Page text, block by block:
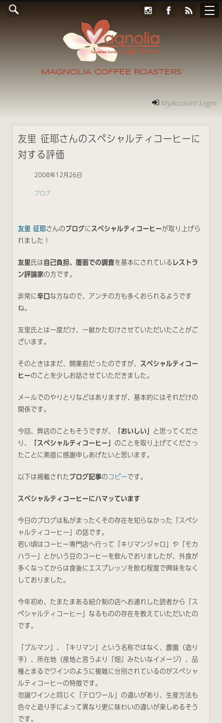
MAGNOLIA COFFEE ROASTERS
ホーム
ご案内
Online Store
フォト
アクセス
コンタクト
RECRUIT
MyAccount Login
MyAccount Login
友里 征耶さんのスペシャルティコーヒーに
対する評価
2008年12月26日
ブログ
友里 征耶さんのブログに スペシャルティコーヒーが取り上げら
れました！
友里 氏は自己負担、覆面での調査を基本にされている レストラ
ン評論家の方です。
非常に辛口 な方なので、アンチの方も多くおられるようです
ね。
友里氏とは一度だけ、一献かたむけさせていただいたことがご
ざいます。
そのときはまだ、開業前だったのですが、 スペシャルティコー
ヒーのことを少しお話させていただきました。
メールでのやりとりなどはありますが、基本的にはそれだけの
関係です。
今回、弊店のこともそうですが、 「おいしい」 と思ってくださ
り、
「スペシャルティコーヒー」 のことを取り上げてくださっ
たことに素直に感謝申しあげたいと思います。
以下は掲載されたブログ記事のコピーです。
スペシャルティコーヒーにハマッています
今日のブログは私がまったくその存在を知らなかった「スペシ
ャルティコーヒー」の話です。
若い頃はコーヒー専門店へ行って「キリマンジャロ」や「モカ
ハラー」とかいう豆のコーヒーを飲んでおりましたが、外食が
多くなってからは食後にエスプレッソを飲む程度で興味をなく
しておりました。
今年初め、たまたまある紹介制の店へお連れした読者から「ス
ペシャルティコーヒー」なるものの存在を教えていただいたの
です。
「ブルマン」、「キリマン」という名称ではなく、農園（造り
手）、所在地（産地と言うより『畑』みたいなイメージ）、品
種とまるでワインのように複雑に分別されているのがスペシャ
ルティコーヒーの特徴です。
勿論ワインと同じく「テロワール」の違いがあり、生産方法も
色々と造り手によって異なり更に味わいの違いが楽しめるそう
です。